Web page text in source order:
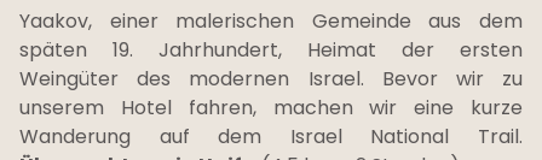
Yaakov, einer malerischen Gemeinde aus dem
späten 19. Jahrhundert, Heimat der ersten
Weingüter des modernen Israel. Bevor wir zu
unserem Hotel fahren, machen wir eine kurze
Wanderung auf dem Israel National Trail.